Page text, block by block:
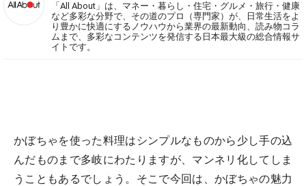
「All About」は、マネー・暮らし・住宅・グルメ・旅行・健康
など多彩な分野で、その道のプロ（専門家）が、日常生活をよ
り豊かに快適にするノウハウから業界の最新動向、読み物コラ
ムまで、多彩なコンテンツを発信する日本最大級の総合情報サ
イトです。
かぼちゃを使った料理はシンプルなものから少し手の込
んだものまで多岐にわたりますが、マンネリ化してしま
うこともあるでしょう。そこで今回は、かぼちゃの魅力